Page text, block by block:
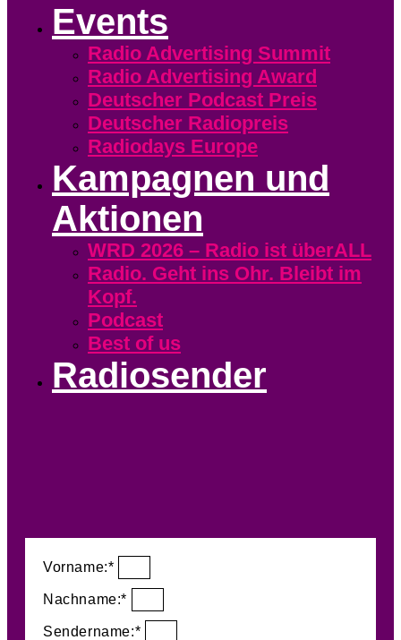
Events
Radio Advertising Summit
Radio Advertising Award
Deutscher Podcast Preis
Deutscher Radiopreis
Radiodays Europe
Kampagnen und
Aktionen
WRD 2026 – Radio ist überALL
Radio. Geht ins Ohr. Bleibt im
Kopf.
Podcast
Best of us
Radiosender
Vorname:*
Nachname:*
Sendername:*